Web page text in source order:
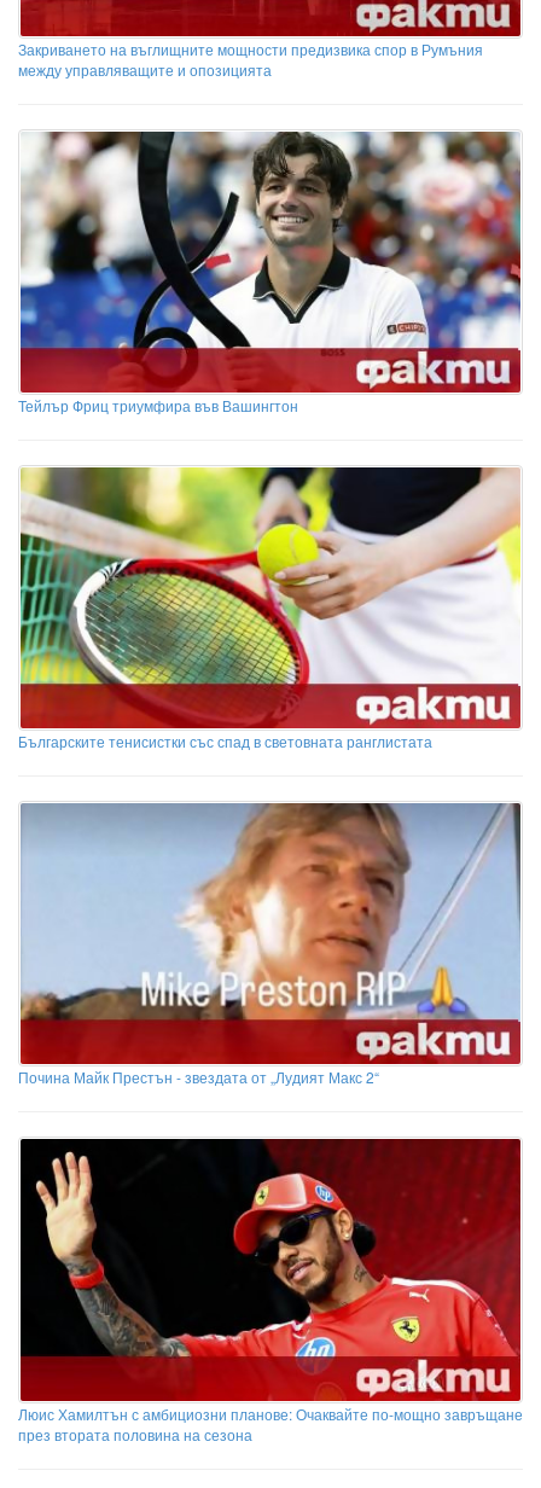
Закриването на въглищните мощности предизвика спор в Румъния
между управляващите и опозицията
Тейлър Фриц триумфира във Вашингтон
Българските тенисистки със спад в световната ранглистата
Почина Майк Престън - звездата от „Лудият Макс 2“
Люис Хамилтън с амбициозни планове: Очаквайте по-мощно завръщане
през втората половина на сезона